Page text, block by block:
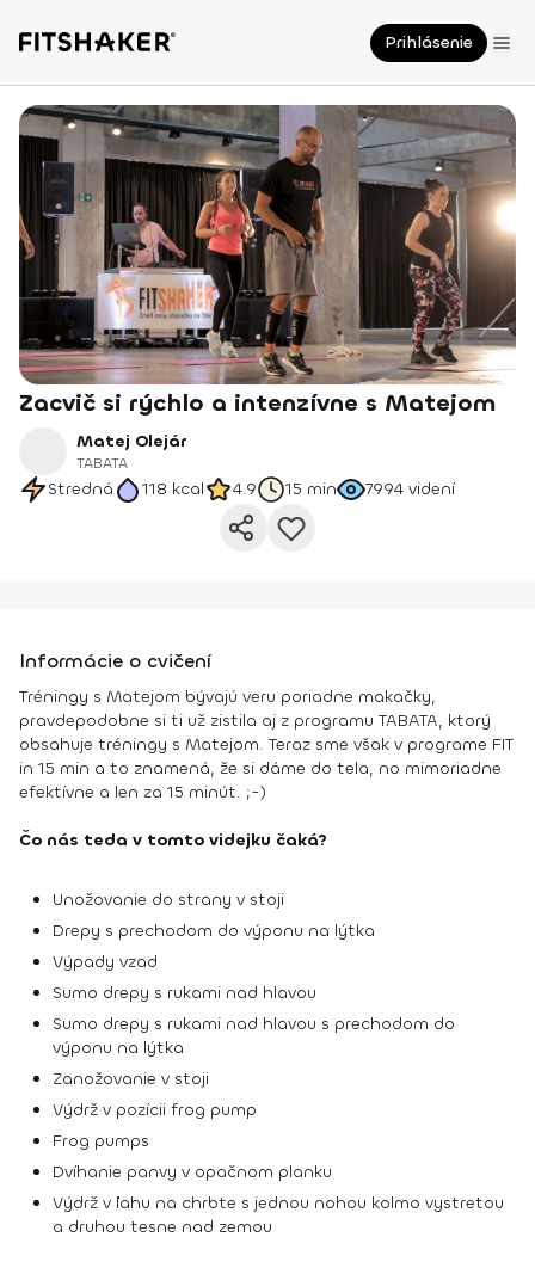
Prihlásenie
Zacvič si rýchlo a intenzívne s Matejom
Matej Olejár
TABATA
Stredná 118 kcal 4.9 15 min 7994 videní
Informácie o cvičení
Tréningy s Matejom bývajú veru poriadne makačky,
pravdepodobne si ti už zistila aj z programu TABATA, ktorý
obsahuje tréningy s Matejom. Teraz sme však v programe FIT
in 15 min a to znamená, že si dáme do tela, no mimoriadne
efektívne a len za 15 minút. ;-)
Čo nás teda v tomto videjku čaká?
Unožovanie do strany v stoji
Drepy s prechodom do výponu na lýtka
Výpady vzad
Sumo drepy s rukami nad hlavou
Sumo drepy s rukami nad hlavou s prechodom do
výponu na lýtka
Zanožovanie v stoji
Výdrž v pozícii frog pump
Frog pumps
Dvíhanie panvy v opačnom planku
Výdrž v ľahu na chrbte s jednou nohou kolmo vystretou
a druhou tesne nad zemou